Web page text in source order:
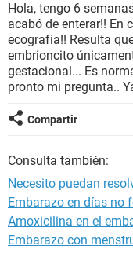
SEXUALIDAD
GLOSARIO
Hola, tengo 6
acabó de enterar!! En
ecografía!! Resulta
embrioncito
gestacional... Es
pronto mi pregunta..
Compartir
Consulta también:
Necesito puedan
Embarazo en días no
Amoxicilina en el
Embarazo con